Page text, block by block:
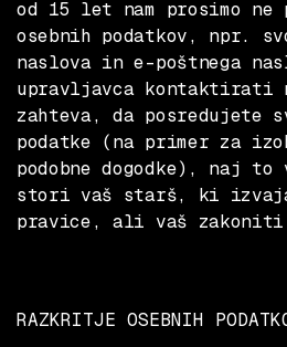
od 15 let nam prosimo
osebnih podatkov, npr.
naslova in e-poštnega
upravljavca kontaktirati
zahteva, da posredujete
podatke (na primer za
podobne dogodke), naj to
stori vaš starš, ki
pravice, ali vaš zakoniti
RAZKRITJE OSEBNIH